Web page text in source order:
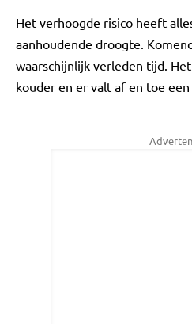
Het verhoogde risico heeft
aanhoudende droogte.
waarschijnlijk verleden tijd.
kouder en er valt af en toe een